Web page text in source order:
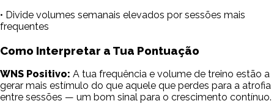
• Divide volumes semanais elevados por sessões mais
frequentes
Como Interpretar a Tua Pontuação
WNS Positivo: A tua frequência e volume de treino estão a
gerar mais estímulo do que aquele que perdes para a atrofia
entre sessões — um bom sinal para o crescimento contínuo.